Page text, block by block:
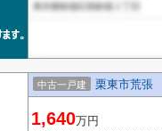
中古一戸建 栗東市荒張
1,640万円